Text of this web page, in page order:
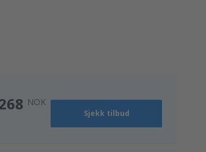
NOK
Sjekk tilbud